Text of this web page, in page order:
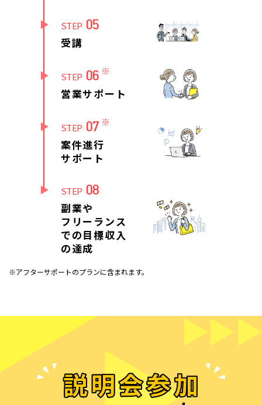
STEP 05
受講
STEP 06 ※
営業サポート
STEP 07 ※
案件進行
サポート
STEP 08
副業や
フリーランス
での目標収入
の達成
※アフターサポートのプランに含まれます。